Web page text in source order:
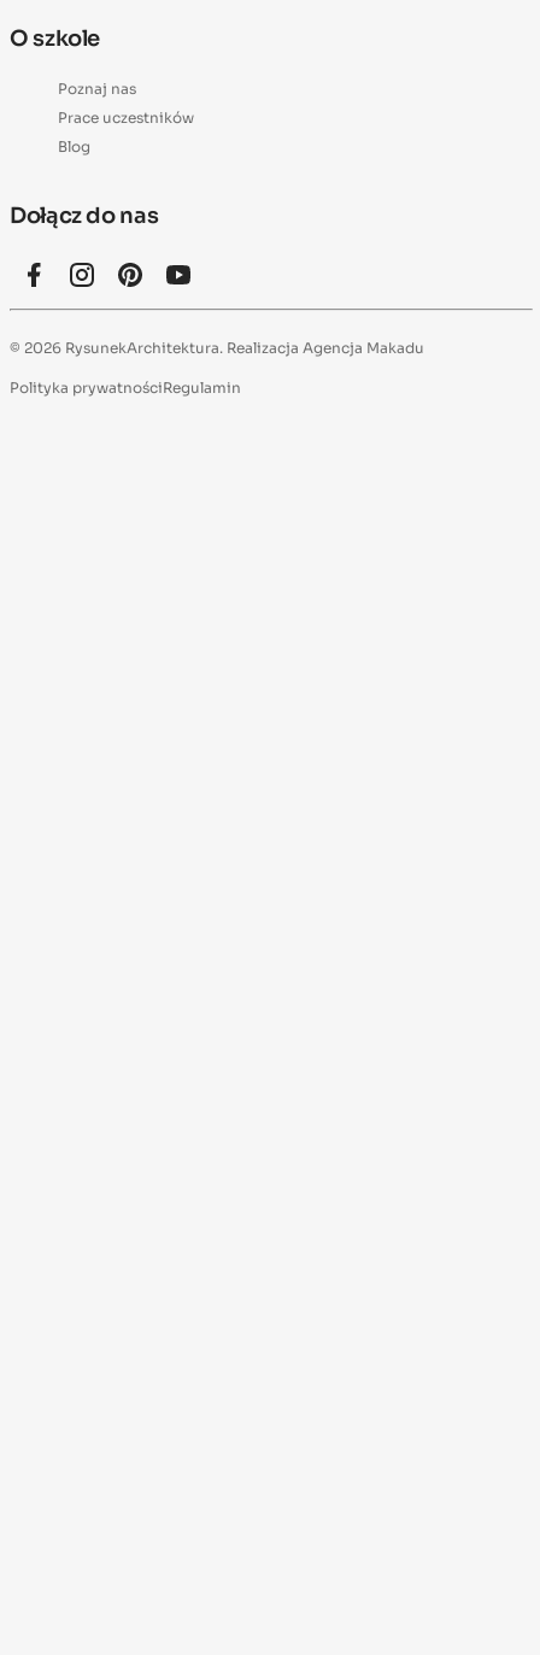
O szkole
Poznaj nas
Prace uczestników
Blog
Dołącz do nas
© 2026 RysunekArchitektura. Realizacja Agencja Makadu
Polityka prywatnościRegulamin